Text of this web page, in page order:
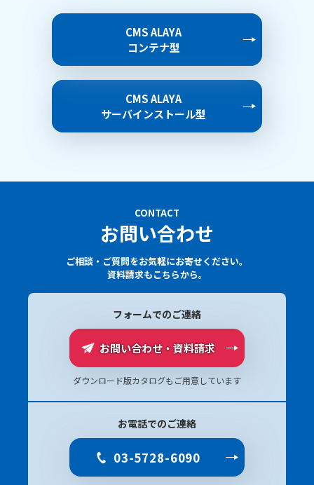
CMS ALAYA
コンテナ型
CMS ALAYA
サーバインストール型
CONTACT
お問い合わせ
ご相談・ご質問をお気軽にお寄せください。
資料請求もこちらから。
フォームでのご連絡
お問い合わせ・資料請求
ダウンロード版カタログもご用意しています
お電話でのご連絡
03-5728-6090